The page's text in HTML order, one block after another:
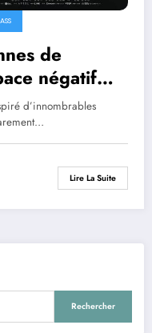
de
négatif
théâtre
d’innombrables
Lire La Suite
Rechercher